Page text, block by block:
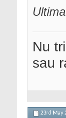
Nu
sau
23rd May